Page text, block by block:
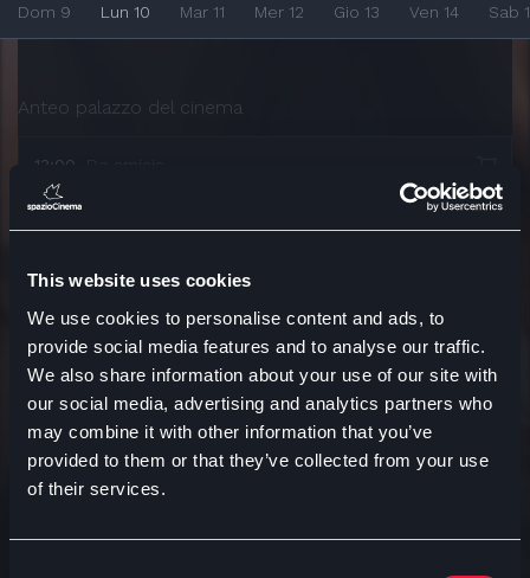
This website uses cookies
We use cookies to personalise content and ads, to
provide social media features and to analyse our traffic.
We also share information about your use of our site with
our social media, advertising and analytics partners who
may combine it with other information that you’ve
provided to them or that they’ve collected from your use
of their services.
Dom 9 Lun 10 Mar 11 Mer 12 Gio 13 Ven 14 Sab
Anteo palazzo del cinema
13:00